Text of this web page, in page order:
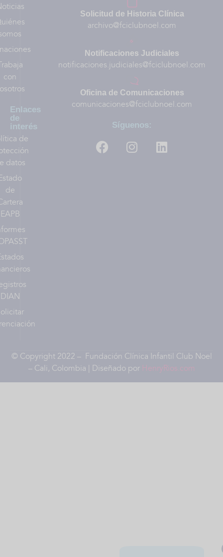
con
Enlaces
de
interés
de
datos
de
EAPB
DIAN
Solicitud de Historia Clínica
archivo@fciclubnoel.com
Notificaciones Judiciales
notificaciones.judiciales@fciclubnoel.com
Oficina de Comunicaciones
comunicaciones@fciclubnoel.com
Síguenos:
© Copyright 2022 – Fundación Clínica Infantil Club Noel
– Cali, Colombia | Diseñado por HenryRios.com